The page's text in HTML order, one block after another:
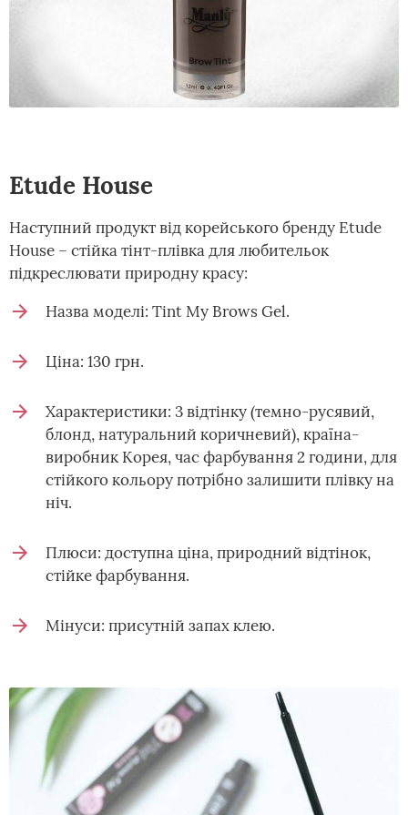
Etude House
Наступний продукт від корейського бренду Etude
House – стійка тінт-плівка для любительок
підкреслювати природну красу:
Назва моделі: Tint My Brows Gel.
Ціна: 130 грн.
Характеристики: 3 відтінку (темно-русявий,
блонд, натуральний коричневий), країна-
виробник Корея, час фарбування 2 години, для
стійкого кольору потрібно залишити плівку на
ніч.
Плюси: доступна ціна, природний відтінок,
стійке фарбування.
Мінуси: присутній запах клею.